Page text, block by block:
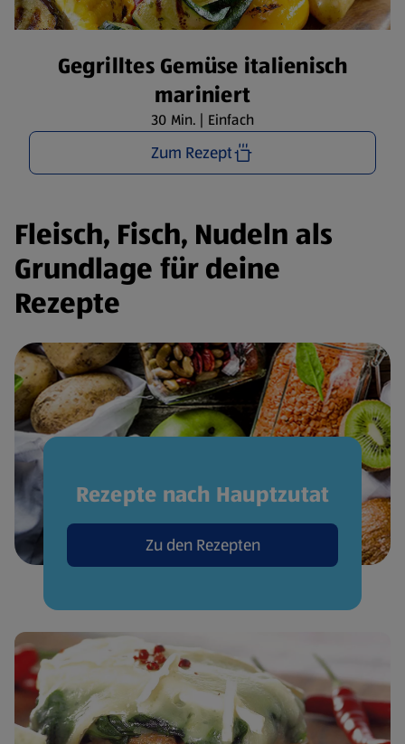
Gegrilltes Gemüse italienisch
mariniert
30 Min. | Einfach
Zum Rezept
Fleisch, Fisch, Nudeln als
Grundlage für deine
Rezepte
Rezepte nach Hauptzutat
Zu den Rezepten